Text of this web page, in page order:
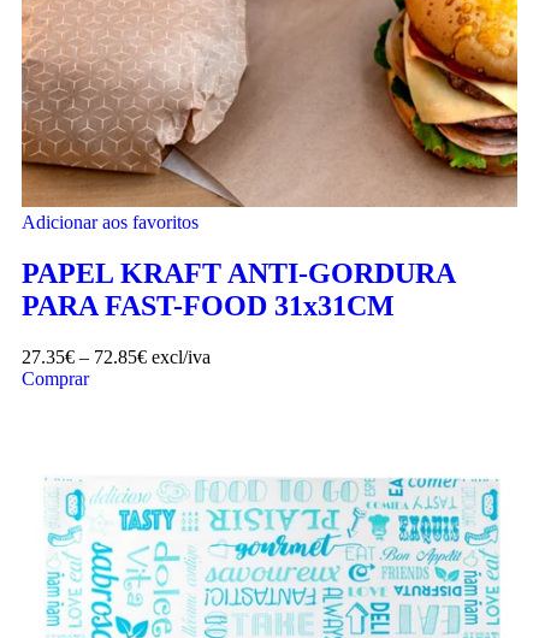
Adicionar aos favoritos
PAPEL KRAFT ANTI-GORDURA
PARA FAST-FOOD 31x31CM
27.35€ – 72.85€ excl/iva
Comprar